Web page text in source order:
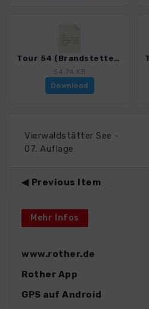
Tour 54 (Brandstetterkogel)_4050_2.gpx
54.74 KB
Download
Vierwaldstätter See -
07. Auflage
Previous Item
Mehr Infos
www.rother.de
Rother App
GPS auf Android